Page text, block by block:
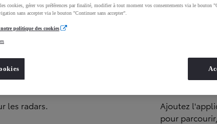
des services
les radars.
Ajoutez
pour
cookies, gérer vos préférences par finalité, modifier à tout moment vos consentements via le bouton
sans accepter via le bouton "Continuer sans accepter".
politique des cookies